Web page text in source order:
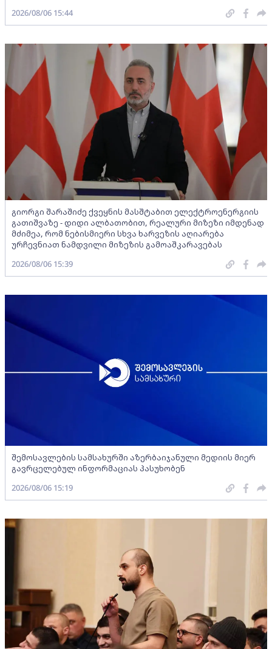
2026/08/06 15:44
გიორგი შარაშიძე ქვეყნის მასშტაბით ელექტროენერგიის
გათიშვაზე - დიდი ალბათობით, რეალური მიზეზი იმდენად
მძიმეა, რომ ნებისმიერი სხვა ხარვეზის აღიარება
ურჩევნიათ ნამდვილი მიზეზის გამოაშკარავებას
2026/08/06 15:39
შემოსავლების სამსახურში აზერბაიჯანული მედიის მიერ
გავრცელებულ ინფორმაციას პასუხობენ
2026/08/06 15:19